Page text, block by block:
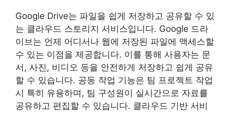
Google Drive는 파일을 쉽게 저장하고 공유할 수 있
는 클라우드 스토리지 서비스입니다. Google 드라
이브는 언제 어디서나 웹에 저장된 파일에 액세스할
수 있는 이점을 제공합니다. 이를 통해 사용자는 문
서, 사진, 비디오 등을 안전하게 저장하고 쉽게 공유
할 수 있습니다. 공동 작업 기능은 팀 프로젝트 작업
시 특히 유용하며, 팀 구성원이 실시간으로 자료를
공유하고 편집할 수 있습니다. 클라우드 기반 서비